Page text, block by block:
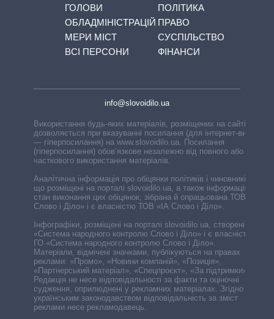
ГОЛОВИ
ОБЛАДМІНІСТРАЦІЙ
МЕРИ МІСТ
ВСІ ПЕРСОНИ
ПОЛІТИКА
ПРАВО
СУСПІЛЬСТВО
ФІНАНСИ
info@slovoidilo.ua
Використання будь-яких матеріалів, розміщених на сайті,
дозволяється при вказуванні посилання (для інтернет-видань
— гіперпосилання) на www.slovoidilo.ua. Посилання
(гіперпосилання) обов’язкове незалежно від повного або
часткового використання матеріалів.
Аналітична інформація про обіцянки політиків і чиновників,
що розміщені на порталі slovoidilo.ua, а також інформація про
стан виконання цих обіцянок, зібрана й опрацьована ТОВ «ІА
Слово і Діло» і є власністю ТОВ «ІА Слово і Діло».
Інфографіки, розміщені на порталі slovoidilo.ua, створені ГО
«Система народного контролю Слово і Діло» і є власністю
ГО «Система народного контролю Слово і Діло».
Матеріали, відмічені значками, публікуються на правах
реклами: «Промо», «Новини компаній», «Позиція»,
«Партнерський матеріал», «Спецпроєкт», «За підтримки».
Редакція не несе відповідальності за факти та оціночні
судження, оприлюднені у рекламних матеріалах. Згідно з
українським законодавством відповідальність за зміст
реклами несе рекламодавець.